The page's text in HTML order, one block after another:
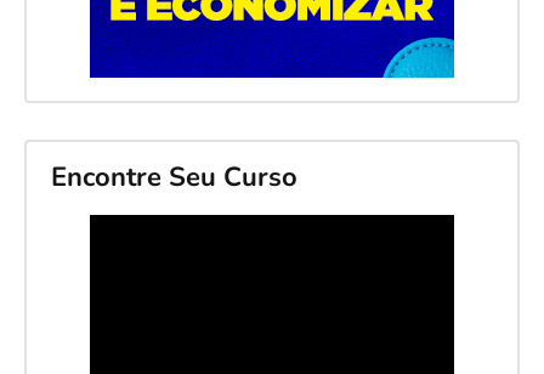
Encontre Seu Curso